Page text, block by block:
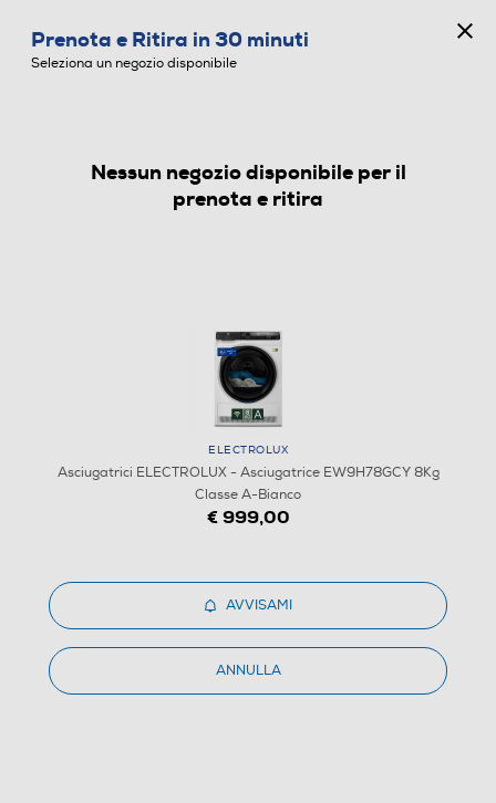
ASCIUGATRICI
Prenota e Ritira in 30 minuti
Seleziona un negozio disponibile
Nessun negozio disponibile per il
prenota e ritira
ELECTROLUX
Asciugatrici ELECTROLUX - Asciugatrice EW9H78GCY 8Kg
Classe A-Bianco
€ 999,00
AVVISAMI
ANNULLA